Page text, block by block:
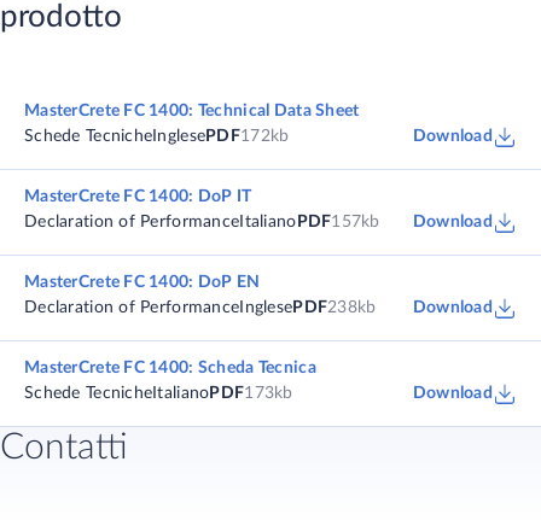
prodotto
MasterCrete FC 1400: Technical Data Sheet
Schede Tecniche Inglese PDF172kb Download
MasterCrete FC 1400: DoP IT
Declaration of Performance Italiano PDF157kb Download
MasterCrete FC 1400: DoP EN
Declaration of Performance Inglese PDF238kb Download
MasterCrete FC 1400: Scheda Tecnica
Schede Tecniche Italiano PDF173kb Download
Contatti